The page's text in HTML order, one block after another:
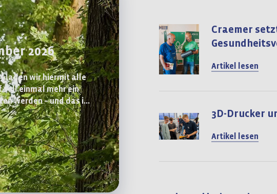
2026
laden wir hiermit alle
soll einmal mehr ein
werden – und das in
Craemer
Artikel lesen
3D-Drucker
Artikel lesen